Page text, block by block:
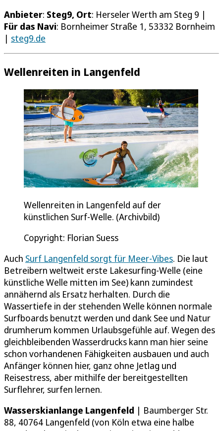
Anbieter: Steg9, Ort: Herseler Werth am Steg 9 |
Für das Navi: Bornheimer Straße 1, 53332 Bornheim
| steg9.de
Wellenreiten in Langenfeld
Wellenreiten in Langenfeld auf der
künstlichen Surf-Welle. (Archivbild)
Copyright: Florian Suess
Auch Surf Langenfeld sorgt für Meer-Vibes. Die laut
Betreibern weltweit erste Lakesurfing-Welle (eine
künstliche Welle mitten im See) kann zumindest
annähernd als Ersatz herhalten. Durch die
Wassertiefe in der stehenden Welle können normale
Surfboards benutzt werden und dank See und Natur
drumherum kommen Urlaubsgefühle auf. Wegen des
gleichbleibenden Wasserdrucks kann man hier seine
schon vorhandenen Fähigkeiten ausbauen und auch
Anfänger können hier, ganz ohne Jetlag und
Reisestress, aber mithilfe der bereitgestellten
Surflehrer, surfen lernen.
Wasserskianlange Langenfeld | Baumberger Str.
88, 40764 Langenfeld (von Köln etwa eine halbe